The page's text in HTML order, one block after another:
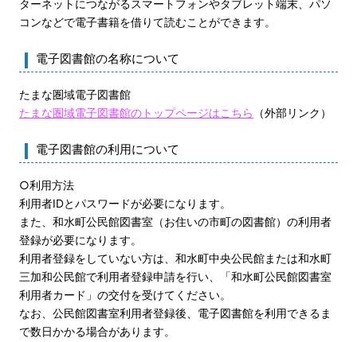
ターネットにつながるスマートフォンやタブレット端末、パソ
コンなどで電子書籍を借りて読むことができます。
電子図書館の名称について
たまな圏域電子図書館
たまな圏域電子図書館のトップページはこちら
（外部リンク）
電子図書館の利用について
○利用方法
利用者IDとパスワードが必要になります。
また、和水町公民館図書室（お住いの市町の図書館）の利用者
登録が必要になります。
利用者登録をしていない方は、和水町中央公民館または和水町
三加和公民館で利用者登録申請を行い、「和水町公民館図書室
利用者カード」の交付を受けてください。
なお、公民館図書室利用者登録後、電子図書館を利用できるま
で数日かかる場合があります。